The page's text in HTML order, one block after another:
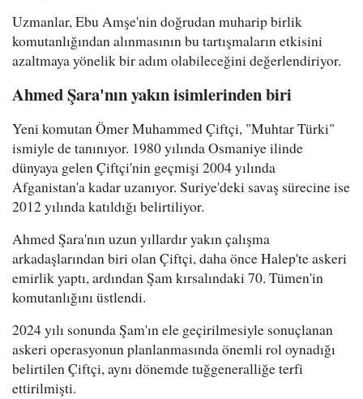
Uzmanlar, Ebu Amşe'nin doğrudan muharip birlik
komutanlığından alınmasının bu tartışmaların etkisini
azaltmaya yönelik bir adım olabileceğini değerlendiriyor.
Ahmed Şara'nın yakın isimlerinden biri
Yeni komutan Ömer Muhammed Çiftçi, "Muhtar Türki"
ismiyle de tanınıyor. 1980 yılında Osmaniye ilinde
dünyaya gelen Çiftçi'nin geçmişi 2004 yılında
Afganistan'a kadar uzanıyor. Suriye'deki savaş sürecine ise
2012 yılında katıldığı belirtiliyor.
Ahmed Şara'nın uzun yıllardır yakın çalışma
arkadaşlarından biri olan Çiftçi, daha önce Halep'te askeri
emirlik yaptı, ardından Şam kırsalındaki 70. Tümen'in
komutanlığını üstlendi.
2024 yılı sonunda Şam'ın ele geçirilmesiyle sonuçlanan
askeri operasyonun planlanmasında önemli rol oynadığı
belirtilen Çiftçi, aynı dönemde tuğgeneralliğe terfi
ettirilmişti.